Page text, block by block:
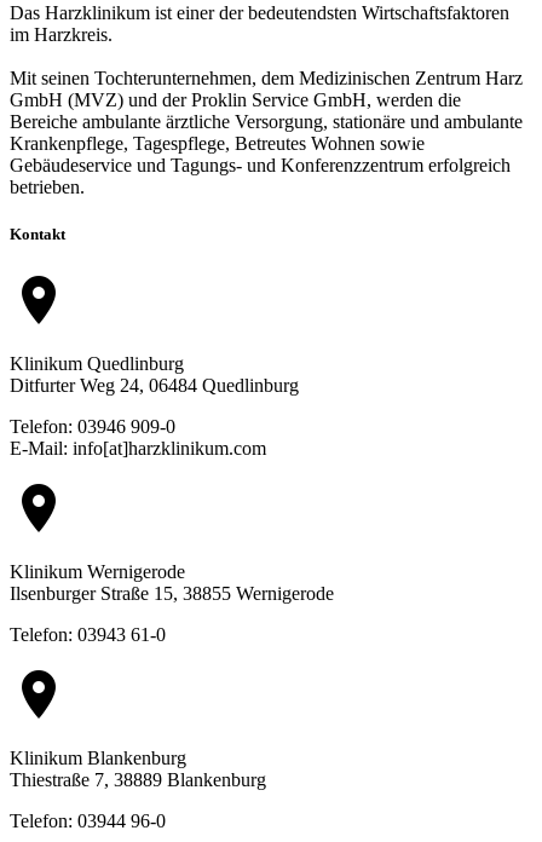
Das Harzklinikum ist einer der bedeutendsten Wirtschaftsfaktoren
im Harzkreis.
Mit seinen Tochterunternehmen, dem Medizinischen Zentrum Harz
GmbH (MVZ) und der Proklin Service GmbH, werden die
Bereiche ambulante ärztliche Versorgung, stationäre und ambulante
Krankenpflege, Tagespflege, Betreutes Wohnen sowie
Gebäudeservice und Tagungs- und Konferenzzentrum erfolgreich
betrieben.
Kontakt
location_on
Klinikum Quedlinburg
Ditfurter Weg 24, 06484 Quedlinburg
Telefon: 03946 909-0
E-Mail: info[at]harzklinikum.com
location_on
Klinikum Wernigerode
Ilsenburger Straße 15, 38855 Wernigerode
Telefon: 03943 61-0
location_on
Klinikum Blankenburg
Thiestraße 7, 38889 Blankenburg
Telefon: 03944 96-0